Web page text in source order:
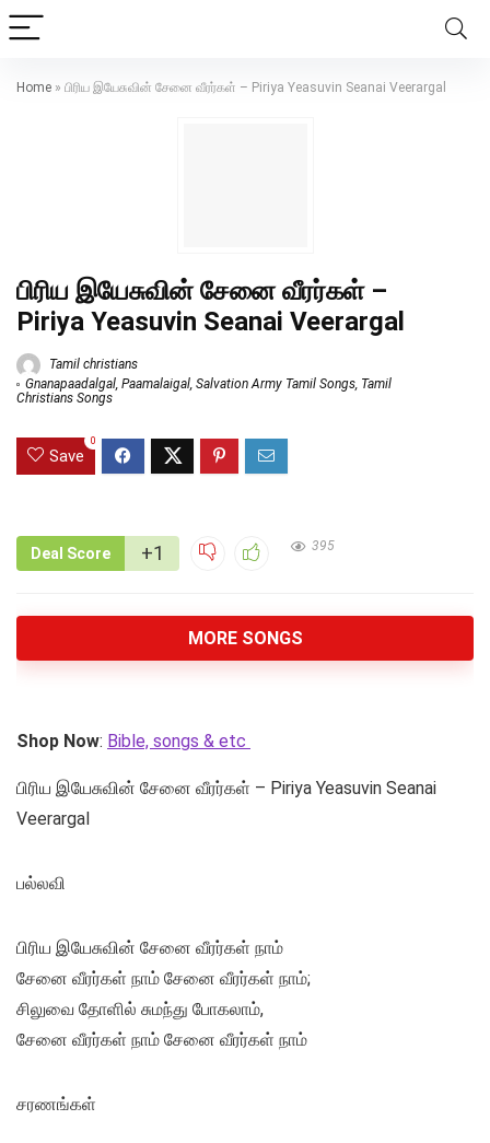
Home » பிரிய இயேசுவின் சேனை வீரர்கள் – Piriya Yeasuvin Seanai Veerargal
பிரிய இயேசுவின் சேனை வீரர்கள் –
Piriya Yeasuvin Seanai Veerargal
Tamil christians
Gnanapaadalgal, Paamalaigal, Salvation Army Tamil Songs, Tamil
Christians Songs
Save
0
Deal Score +1 395
MORE SONGS
Shop Now: Bible, songs & etc
பிரிய இயேசுவின் சேனை வீரர்கள் – Piriya Yeasuvin Seanai
Veerargal
பல்லவி
பிரிய இயேசுவின் சேனை வீரர்கள் நாம்
சேனை வீரர்கள் நாம் சேனை வீரர்கள் நாம்;
சிலுவை தோளில் சுமந்து போகலாம்,
சேனை வீரர்கள் நாம் சேனை வீரர்கள் நாம்
சரணங்கள்